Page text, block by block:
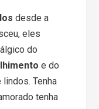
desde a
eles
do
e do
Tenha
tenha